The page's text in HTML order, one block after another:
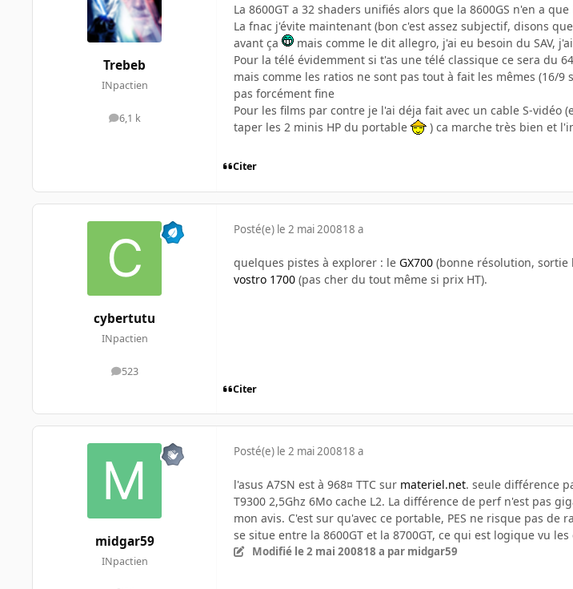
Trebeb
INpactien
6,1 k
messages
La 8600GT a 32 shaders unifiés alors que la 8600GS n'en a
La fnac j'évite maintenant (bon c'est assez subjectif, disons
avant ça
mais comme le dit allegro, j'ai eu besoin du SAV,
Pour la télé évidemment si t'as une télé classique ce sera du
mais comme les ratios ne sont pas tout à fait les mêmes (16/
pas forcément fine
Pour les films par contre je l'ai déja fait avec un cable S-
taper les 2 minis HP du portable
) ca marche très bien et
Citer
cybertutu
INpactien
523
messages
Posté(e) le 2 mai 200818 a
quelques pistes à explorer : le GX700 (bonne résolution,
vostro 1700 (pas cher du tout même si prix HT).
Citer
midgar59
INpactien
Posté(e) le 2 mai 200818 a
l'asus A7SN est à 968¤ TTC sur materiel.net. seule différence
T9300 2,5Ghz 6Mo cache L2. La différence de perf n'est pas
mon avis. C'est sur qu'avec ce portable, PES ne risque pas
se situe entre la 8600GT et la 8700GT, ce qui est logique vu
Modifié le 2 mai 200818 a par midgar59